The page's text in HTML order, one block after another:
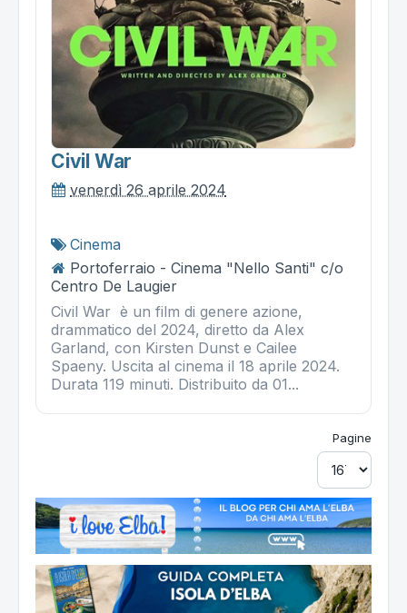
Civil War
venerdì 26 aprile 2024
Cinema
Portoferraio - Cinema "Nello Santi" c/o
Centro De Laugier
Civil War è un film di genere azione,
drammatico del 2024, diretto da Alex
Garland, con Kirsten Dunst e Cailee
Spaeny. Uscita al cinema il 18 aprile 2024.
Durata 119 minuti. Distribuito da 01...
Pagine